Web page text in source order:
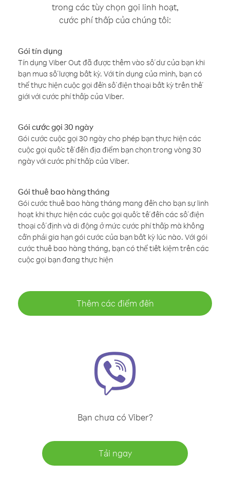
trong các tùy chọn gọi linh hoạt,
cước phí thấp của chúng tôi:
Gói tín dụng
Tín dụng Viber Out đã được thêm vào số dư của bạn khi
bạn mua số lượng bất kỳ. Với tín dụng của mình, bạn có
thể thực hiện cuộc gọi đến số điện thoại bất kỳ trên thế
giới với cước phí thấp của Viber.
Gói cước gọi 30 ngày
Gói cước cuộc gọi 30 ngày cho phép bạn thực hiện các
cuộc gọi quốc tế đến địa điểm bạn chọn trong vòng 30
ngày với cước phí thấp của Viber.
Gói thuê bao hàng tháng
Gói cước thuê bao hàng tháng mang đến cho bạn sự linh
hoạt khi thực hiện các cuộc gọi quốc tế đến các số điện
thoại cố định và di động ở mức cước phí thấp mà không
cần phải gia hạn gói cước của bạn bất kỳ lúc nào. Với gói
cước thuê bao hàng tháng, bạn có thể tiết kiệm trên các
cuộc gọi bạn đang thực hiện
Thêm các điểm đến
Bạn chưa có Viber?
Tải ngay